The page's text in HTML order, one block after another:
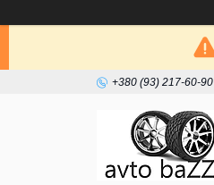
+380 (93) 217-60-90